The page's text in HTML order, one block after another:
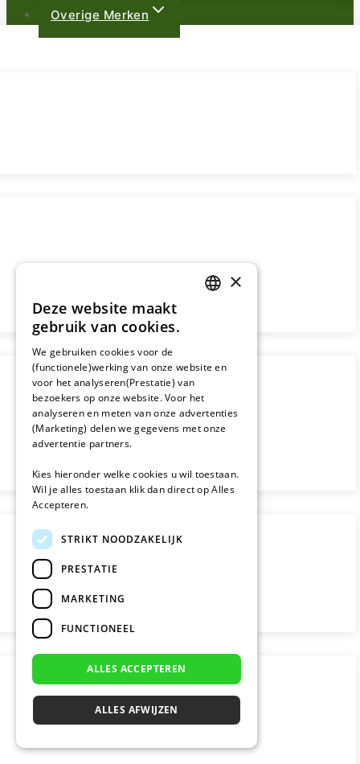
Overige Merken
GERMAN
×
Deze website maakt
gebruik van cookies.
We gebruiken cookies voor de
(functionele)werking van onze website en
voor het analyseren(Prestatie) van
bezoekers op onze website. Voor het
analyseren en meten van onze advertenties
(Marketing) delen we gegevens met onze
advertentie partners.
Kies hieronder welke cookies u wil toestaan.
Wil je alles toestaan klik dan direct op Alles
Accepteren.
STRIKT NOODZAKELIJK
PRESTATIE
MARKETING
FUNCTIONEEL
ALLES ACCEPTEREN
ALLES AFWIJZEN